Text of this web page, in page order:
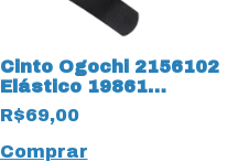
Cinto Ogochi 2156102
Elástico 19861
Infantil
R$69,00
Comprar